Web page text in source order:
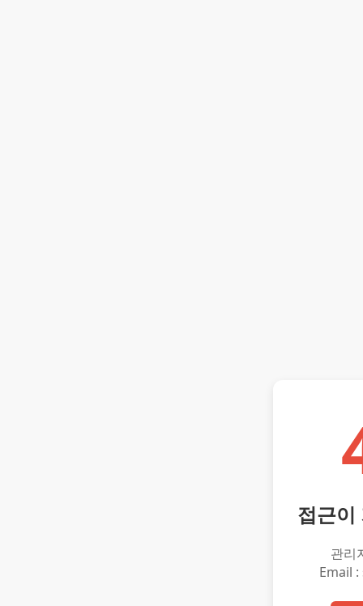
접근이
관리
Email